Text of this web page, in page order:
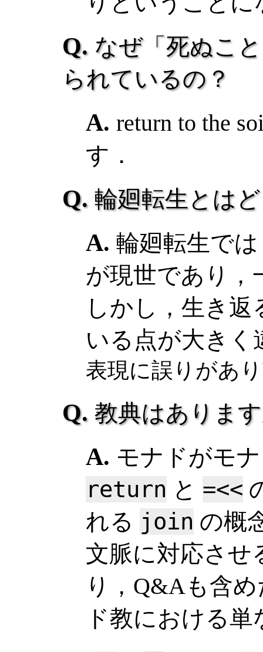
なぜ「死ぬこ
られているの？
return to the
す．
輪廻転生とは
輪廻転生で
が現世であり，
しかし，生き
いる点が大きく
表現に誤りがあ
教典はありま
モナドがモ
return と =<<
れる join の概
文脈に対応させ
り，Q&Aも含
ド教における